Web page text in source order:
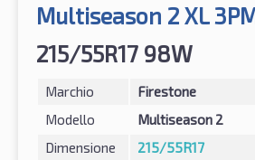
Multiseason 2 XL
215/55R17 98W
Marchio
Firestone
Modello
Multiseason 2
Dimensione
215/55R17